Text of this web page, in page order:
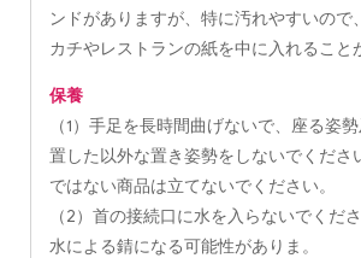
ンドがありますが、特に汚れやすいので
カチやレストランの紙を中に入れること
保養
（1）手足を長時間曲げないで、座る姿
置した以外な置き姿勢をしないでくださ
ではない商品は立てないでください。
（2）首の接続口に水を入らないでくだ
水による錆になる可能性がありま。